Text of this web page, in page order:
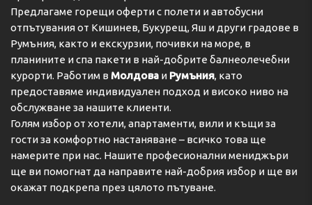
Предлагаме горещи оферти с полети и автобусни
отпътувания от Кишинев, Букурещ, Яш и други градове в
Румъния, както и екскурзии, почивки на море, в
планините и спа пакети в най-добрите балнеолечебни
курорти. Работим в Молдова и Румъния, като
предоставяме индивидуален подход и високо ниво на
обслужване за нашите клиенти.
Голям избор от хотели, апартаменти, вили и къщи за
гости за комфортно настаняване – всичко това ще
намерите при нас. Нашите професионални мениджъри
ще ви помогнат да направите най-добрия избор и ще ви
окажат подкрепа през цялото пътуване.